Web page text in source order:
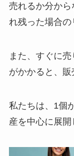
売れるか分か
れ残った場合の
また、すぐに
がかかると、販
私たちは、1個
産を中心に展開